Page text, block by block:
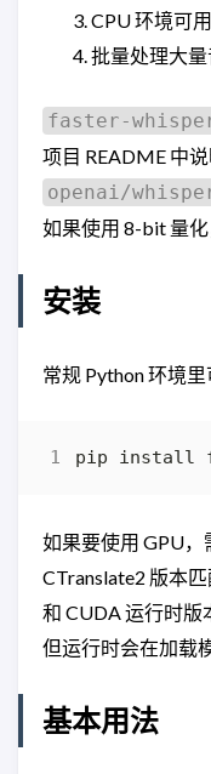
CPU 环境可
批量处理大量
faster-
项目 README 中
openai/
如果使用 8-bit 量化
安装
常规 Python 环境里
如果要使用 GPU
CTranslate2 版本
和 CUDA 运行时版
但运行时会在加载
基本用法